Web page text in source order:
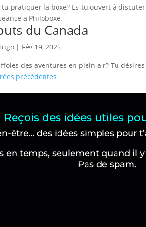
tu pratiquer la boxe? Es-tu ouvert à
à Philoboxe.
du Canada
| Fév 19, 2026
des aventures en plein air? Tu
précédentes
Reçois des idées utiles
être… des idées simples pour
en temps, seulement quand il
Pas de spam.